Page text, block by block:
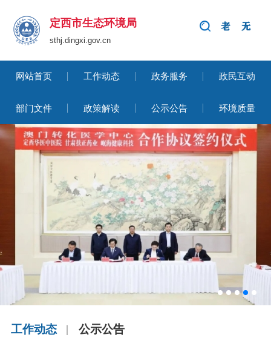
定西市生态环境局
sthj.dingxi.gov.cn
网站首页 工作动态 政务服务 政民互动
部门文件 政策解读 公示公告 环境质量
全市防汛抗旱推进会议召开
工作动态 公示公告